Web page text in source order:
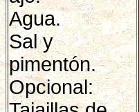
Agua.
Sal y
pimentón.
Opcional: